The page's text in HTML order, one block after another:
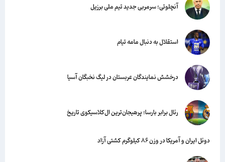
آنچلوتی؛ سرمربی جدید تیم ملی برزیل
استقلال به دنبال مامه تیام
درخشش نمایندگان عربستان در لیگ نخبگان آسیا
رئال برابر بارسا؛ پرهیجان‌‌ترین ال‌کلاسیکوی تاریخ
دوئل ایران و آمریکا در وزن ۸۶ کیلوگرم کشتی آزاد